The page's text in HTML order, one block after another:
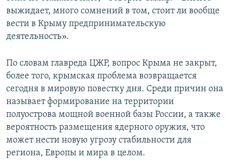
выжидает, много сомнений в том, стоит ли вообще
вести в Крыму предпринимательскую
деятельность».
По словам главреда ЦЖР, вопрос Крыма не закрыт,
более того, крымская проблема возвращается
сегодня в мировую повестку дня. Среди причин она
называет формирование на территории
полуострова мощной военной базы России, а также
вероятность размещения ядерного оружия, что
может нести новую угрозу стабильности для
региона, Европы и мира в целом.